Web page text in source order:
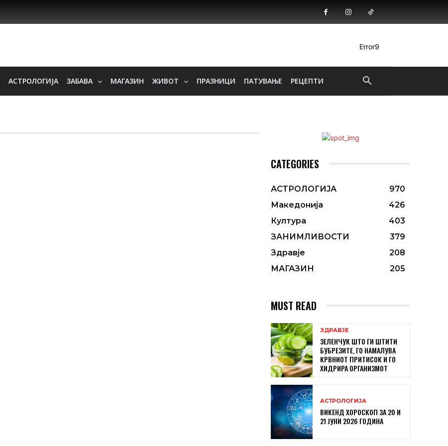
Error9
АСТРОЛОГИЈА ЗАБАВА МАГАЗИН ЖИВОТ ПРАЗНИЦИ ПАТУВАЊЕ РЕЦЕПТИ
CATEGORIES
АСТРОЛОГИЈА
970
Македонија
426
Култура
403
ЗАНИМЛИВОСТИ
379
Здравје
208
МАГАЗИН
205
MUST READ
ЗДРАВЈЕ
ЗЕЛЕНЧУК ШТО ГИ ШТИТИ
БУБРЕЗИТЕ, ГО НАМАЛУВА
КРВНИОТ ПРИТИСОК И ГО
ХИДРИРА ОРГАНИЗМОТ
АСТРОЛОГИЈА
ВИКЕНД ХОРОСКОП ЗА 20 И
21 ЈУНИ 2026 ГОДИНА